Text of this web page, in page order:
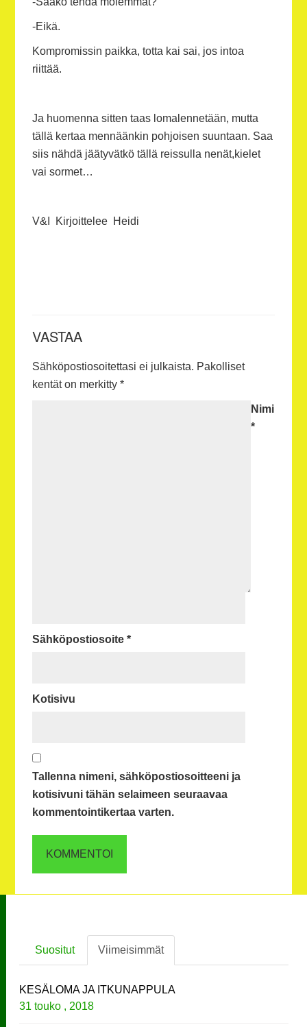
-Eikä.
Kompromissin paikka, totta kai sai, jos intoa
riittää.
Ja huomenna sitten taas lomalennetään, mutta
tällä kertaa mennäänkin pohjoisen suuntaan. Saa
siis nähdä jäätyvätkö tällä reissulla nenät,kielet
vai sormet…
V&I Kirjoittelee Heidi
VASTAA
Sähköpostiosoitettasi ei julkaista. Pakolliset
kentät on merkitty *
Nimi
*
Sähköpostiosoite *
Kotisivu
Tallenna nimeni, sähköpostiosoitteeni ja
kotisivuni tähän selaimeen seuraavaa
kommentointikertaa varten.
Suositut Viimeisimmät
KESÄLOMA JA ITKUNAPPULA
31 touko , 2018